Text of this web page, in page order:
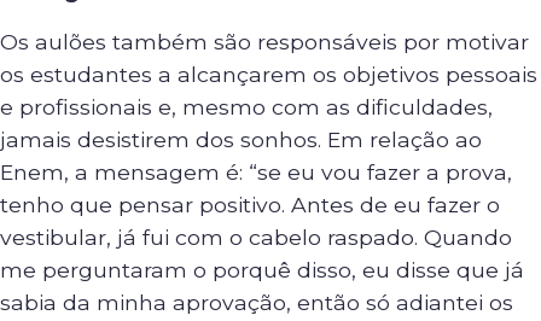
Os aulões também são responsáveis por motivar
os estudantes a alcançarem os objetivos pessoais
e profissionais e, mesmo com as dificuldades,
jamais desistirem dos sonhos. Em relação ao
Enem, a mensagem é: “se eu vou fazer a prova,
tenho que pensar positivo. Antes de eu fazer o
vestibular, já fui com o cabelo raspado. Quando
me perguntaram o porquê disso, eu disse que já
sabia da minha aprovação, então só adiantei os